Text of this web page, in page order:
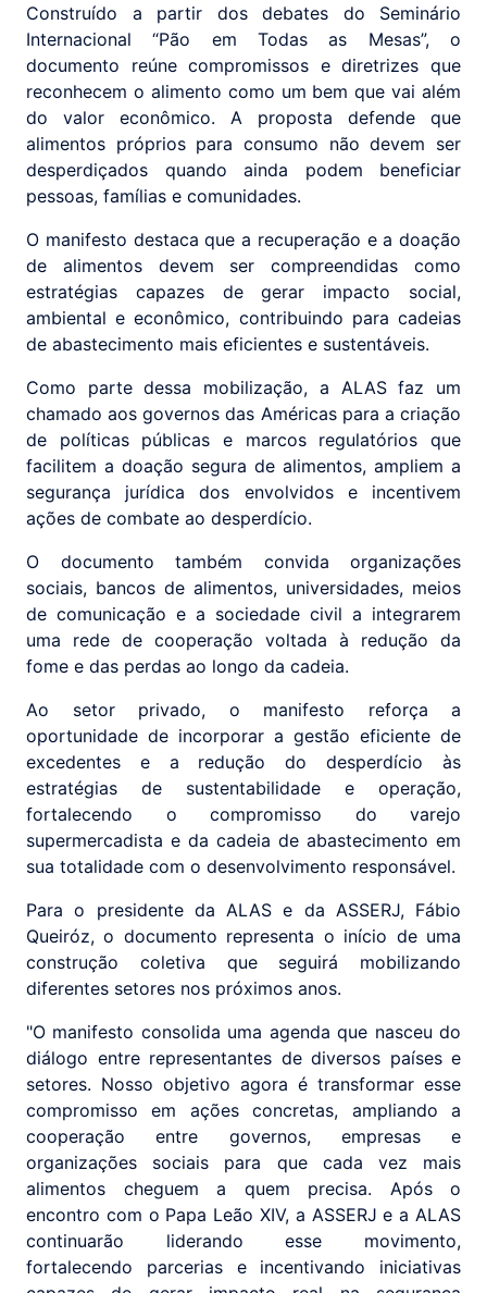
Construído a partir dos debates do Seminário
Internacional “Pão em Todas as Mesas”, o
documento reúne compromissos e diretrizes que
reconhecem o alimento como um bem que vai além
do valor econômico. A proposta defende que
alimentos próprios para consumo não devem ser
desperdiçados quando ainda podem beneficiar
pessoas, famílias e comunidades.
O manifesto destaca que a recuperação e a doação
de alimentos devem ser compreendidas como
estratégias capazes de gerar impacto social,
ambiental e econômico, contribuindo para cadeias
de abastecimento mais eficientes e sustentáveis.
Como parte dessa mobilização, a ALAS faz um
chamado aos governos das Américas para a criação
de políticas públicas e marcos regulatórios que
facilitem a doação segura de alimentos, ampliem a
segurança jurídica dos envolvidos e incentivem
ações de combate ao desperdício.
O documento também convida organizações
sociais, bancos de alimentos, universidades, meios
de comunicação e a sociedade civil a integrarem
uma rede de cooperação voltada à redução da
fome e das perdas ao longo da cadeia.
Ao setor privado, o manifesto reforça a
oportunidade de incorporar a gestão eficiente de
excedentes e a redução do desperdício às
estratégias de sustentabilidade e operação,
fortalecendo o compromisso do varejo
supermercadista e da cadeia de abastecimento em
sua totalidade com o desenvolvimento responsável.
Para o presidente da ALAS e da ASSERJ, Fábio
Queiróz, o documento representa o início de uma
construção coletiva que seguirá mobilizando
diferentes setores nos próximos anos.
"O manifesto consolida uma agenda que nasceu do
diálogo entre representantes de diversos países e
setores. Nosso objetivo agora é transformar esse
compromisso em ações concretas, ampliando a
cooperação entre governos, empresas e
organizações sociais para que cada vez mais
alimentos cheguem a quem precisa. Após o
encontro com o Papa Leão XIV, a ASSERJ e a ALAS
continuarão liderando esse movimento,
fortalecendo parcerias e incentivando iniciativas